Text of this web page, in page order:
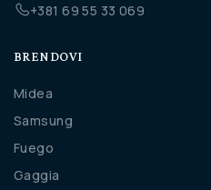
+381 69 55 33 069
BRENDOVI
Midea
Samsung
Fuego
Gaggia